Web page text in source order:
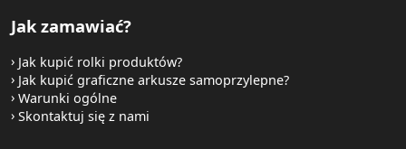
Jak zamawiać?
Jak kupić rolki produktów?
Jak kupić graficzne arkusze samoprzylepne?
Warunki ogólne
Skontaktuj się z nami